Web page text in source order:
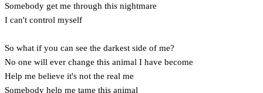
Somebody get me through this nightmare
I can't control myself
So what if you can see the darkest side of me?
No one will ever change this animal I have become
Help me believe it's not the real me
Somebody help me tame this animal